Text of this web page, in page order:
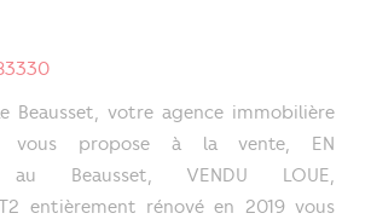
Beausset, votre agence immobilière
vous propose à la vente, EN
au Beausset, VENDU LOUE,
entièrement rénové en 2019 vous